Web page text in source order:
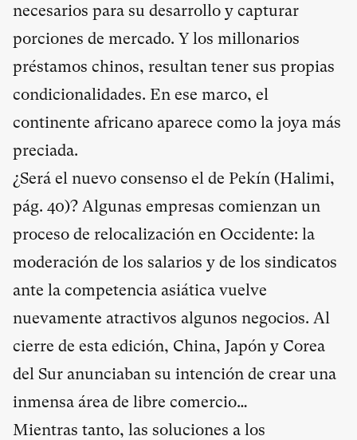
necesarios para su desarrollo y capturar
porciones de mercado. Y los millonarios
préstamos chinos, resultan tener sus propias
condicionalidades. En ese marco, el
continente africano aparece como la joya más
preciada.
¿Será el nuevo consenso el de Pekín (Halimi,
pág. 40)? Algunas empresas comienzan un
proceso de relocalización en Occidente: la
moderación de los salarios y de los sindicatos
ante la competencia asiática vuelve
nuevamente atractivos algunos negocios. Al
cierre de esta edición, China, Japón y Corea
del Sur anunciaban su intención de crear una
inmensa área de libre comercio…
Mientras tanto, las soluciones a los